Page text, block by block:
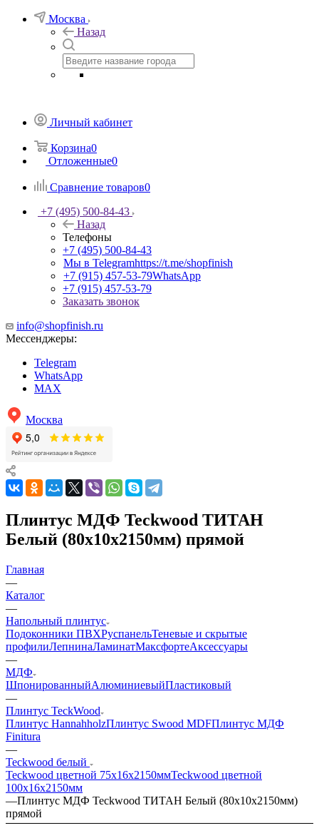
Москва
Назад
Личный кабинет
Корзина0
Отложенные0
Сравнение товаров0
+7 (495) 500-84-43
Назад
Телефоны
+7 (495) 500-84-43
Мы в Telegramhttps://t.me/shopfinish
+7 (915) 457-53-79WhatsApp
+7 (915) 457-53-79
Заказать звонок
info@shopfinish.ru
Мессенджеры:
Telegram
WhatsApp
MAX
Москва
Плинтус МДФ Teckwood ТИТАН
Белый (80х10х2150мм) прямой
Главная
—
Каталог
—
Напольный плинтус
Подоконники ПВХРуспанельТеневые и скрытые
профилиЛепнинаЛаминатМаксфортеАксессуары
—
МДФ
ШпонированныйАлюминиевыйПластиковый
—
Плинтус TeckWood
Плинтус HannahholzПлинтус Swood MDFПлинтус МДФ
Finitura
—
Teckwood белый
Teckwood цветной 75х16х2150ммTeckwood цветной
100х16х2150мм
—Плинтус МДФ Teckwood ТИТАН Белый (80х10х2150мм)
прямой